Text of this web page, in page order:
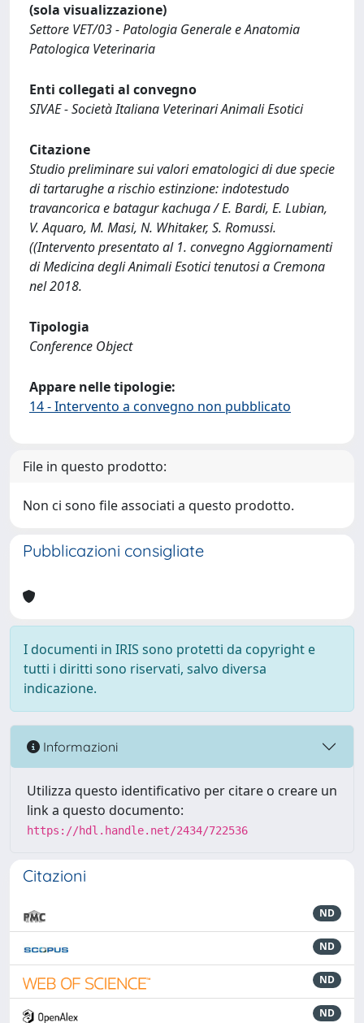
(sola visualizzazione)
Settore VET/03 - Patologia Generale e Anatomia
Patologica Veterinaria
Enti collegati al convegno
SIVAE - Società Italiana Veterinari Animali Esotici
Citazione
Studio preliminare sui valori ematologici di due specie
di tartarughe a rischio estinzione: indotestudo
travancorica e batagur kachuga / E. Bardi, E. Lubian,
V. Aquaro, M. Masi, N. Whitaker, S. Romussi.
((Intervento presentato al 1. convegno Aggiornamenti
di Medicina degli Animali Esotici tenutosi a Cremona
nel 2018.
Tipologia
Conference Object
Appare nelle tipologie:
14 - Intervento a convegno non pubblicato
File in questo prodotto:
Non ci sono file associati a questo prodotto.
Pubblicazioni consigliate
I documenti in IRIS sono protetti da copyright e
tutti i diritti sono riservati, salvo diversa
indicazione.
Informazioni
Utilizza questo identificativo per citare o creare un
link a questo documento:
https://hdl.handle.net/2434/722536
Citazioni
ND
ND
ND
ND